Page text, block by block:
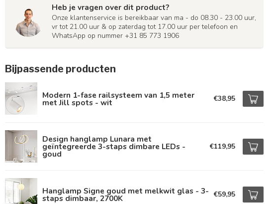
Heb je vragen over dit product?
Onze klantenservice is bereikbaar van ma - do 08.30 - 23.00 uur,
vr tot 21.00 uur & op zaterdag tot 17.00 uur per telefoon en
WhatsApp op nummer +31 85 773 1906
Bijpassende producten
Modern 1-fase railsysteem van 1,5 meter
met Jill spots - wit €38,95
Design hanglamp Lunara met
geïntegreerde 3-staps dimbare LEDs -
goud
€119,95
Hanglamp Signe goud met melkwit glas - 3-
staps dimbaar, 2700K €59,95